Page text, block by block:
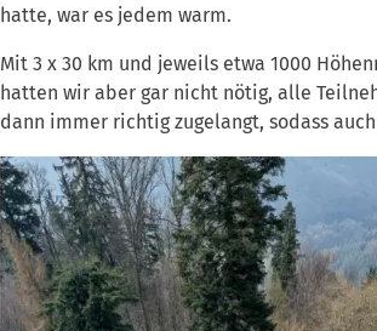
hatte, war es jedem warm.
Mit 3 x 30 km und jeweils etwa 1000
hatten wir aber gar nicht nötig, alle
dann immer richtig zugelangt, sodass